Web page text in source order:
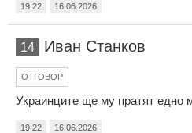
19:22 16.06.2026
14 Иван Станков
ОТГОВОР
Украинците ще му пратят едно
19:22 16.06.2026